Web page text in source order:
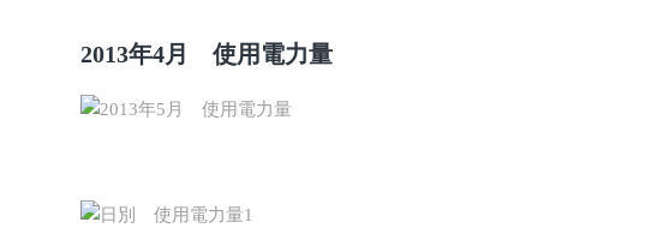
2013年4月 使用電力量